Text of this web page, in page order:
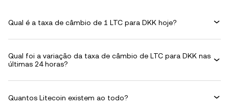
Qual é a taxa de câmbio de 1 LTC para DKK hoje?
Qual foi a variação da taxa de câmbio de LTC para DKK nas
últimas 24 horas?
Quantos Litecoin existem ao todo?